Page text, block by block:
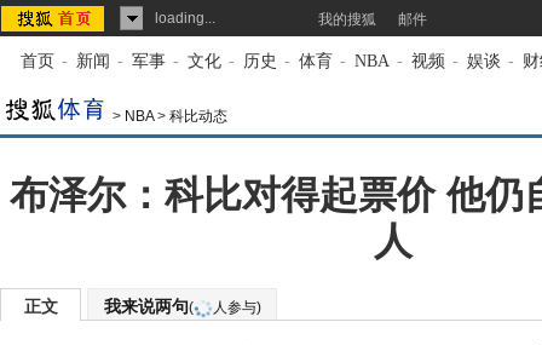
loading... 我的搜狐 邮件
首页 - 新闻 - 军事 - 文化 - 历史 - 体育 - NBA - 视频 - 娱谈 -
> NBA> 科比动态
布泽尔：科比对得起票价 他仍
人
正文 我来说两句( 人参与)